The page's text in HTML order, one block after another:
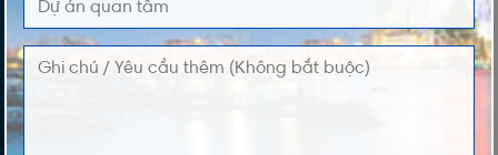
LỜI NHẮN